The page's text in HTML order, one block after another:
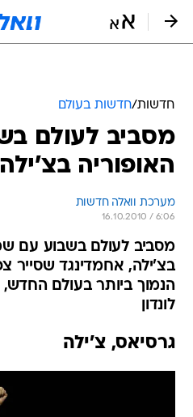
חדשות/חדשות בעולם
מסביב לעולם
האופוריה בצ'ילה
מערכת וואלה חדשות
16.10.2010 / 6:06
מסביב לעולם בשבוע עם
בצ'ילה, אחמדינגד שסייר
הנמוך ביותר בעולם
לונדון
גרסיאס, צ'ילה